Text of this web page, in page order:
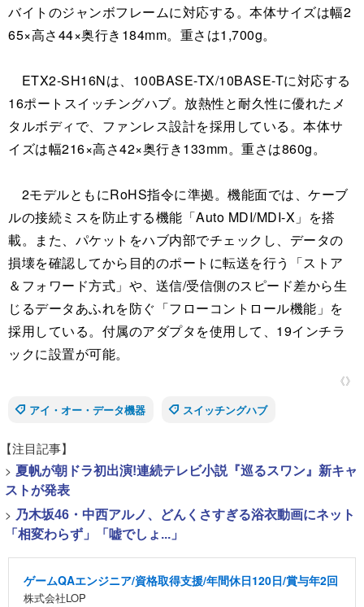
バイトのジャンボフレームに対応する。本体サイズは幅2
65×高さ44×奥行き184mm。重さは1,700g。
ETX2-SH16Nは、100BASE-TX/10BASE-Tに対応する
16ポートスイッチングハブ。放熱性と耐久性に優れたメ
タルボディで、ファンレス設計を採用している。本体サ
イズは幅216×高さ42×奥行き133mm。重さは860g。
2モデルともにRoHS指令に準拠。機能面では、ケーブ
ルの接続ミスを防止する機能「Auto MDI/MDI-X」を搭
載。また、パケットをハブ内部でチェックし、データの
損壊を確認してから目的のポートに転送を行う「ストア
＆フォワード方式」や、送信/受信側のスピード差から生
じるデータあふれを防ぐ「フローコントロール機能」を
採用している。付属のアダプタを使用して、19インチラ
ックに設置が可能。
《》
アイ・オー・データ機器
スイッチングハブ
【注目記事】
> 夏帆が朝ドラ初出演!連続テレビ小説『巡るスワン』新キャ
ストが発表
> 乃木坂46・中西アルノ、どんくさすぎる浴衣動画にネット
「相変わらず」「嘘でしょ...」
ゲームQAエンジニア/資格取得支援/年間休日120日/賞与年2回
株式会社LOP